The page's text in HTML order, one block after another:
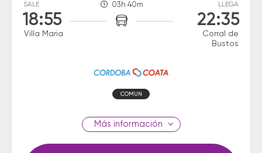
SALE
18:55
Villa Maria
03h 40m LLEGA
22:35
Corral de
Bustos
COMUN
información